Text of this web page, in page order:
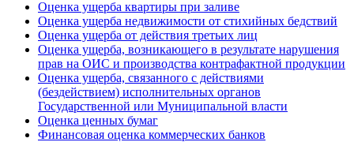
Оценка ущерба квартиры при заливе
Оценка ущерба недвижимости от стихийных бедствий
Оценка ущерба от действия третьих лиц
Оценка ущерба, возникающего в результате нарушения
прав на ОИС и производства контрафактной продукции
Оценка ущерба, связанного с действиями
(бездействием) исполнительных органов
Государственной или Муниципальной власти
Оценка ценных бумаг
Финансовая оценка коммерческих банков